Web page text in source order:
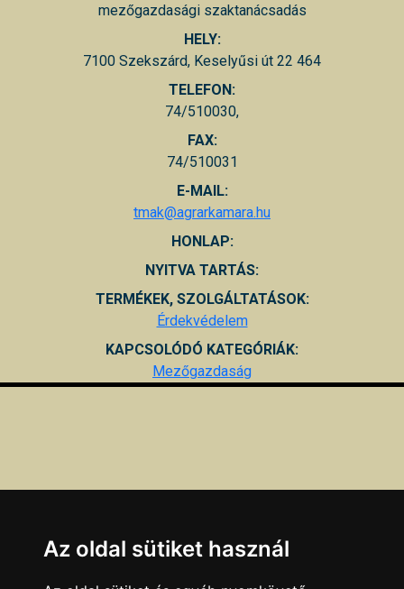
mezőgazdasági szaktanácsadás
HELY:
7100 Szekszárd, Keselyűsi út 22 464
TELEFON:
74/510030,
FAX:
74/510031
E-MAIL:
tmak@agrarkamara.hu
HONLAP:
NYITVA TARTÁS:
TERMÉKEK, SZOLGÁLTATÁSOK:
Érdekvédelem
KAPCSOLÓDÓ KATEGÓRIÁK:
Mezőgazdaság
Az oldal sütiket használ